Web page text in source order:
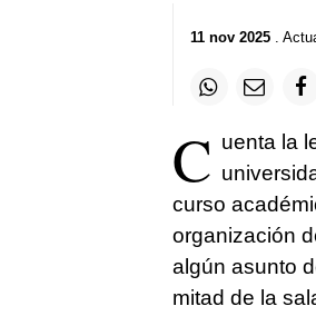
11 nov 2025.
C uenta la
curso
organización
algún asunto
mitad de la